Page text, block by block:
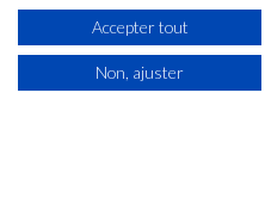
Accepter tout
Non, ajuster